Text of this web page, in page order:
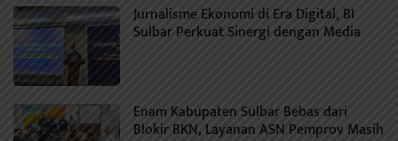
Jurnalisme Ekonomi di Era Digital, BI
Sulbar Perkuat Sinergi dengan Media
Enam Kabupaten Sulbar Bebas dari
Blokir BKN, Layanan ASN Pemprov Masih